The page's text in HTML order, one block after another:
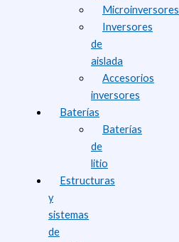
Microinversores
Inversores
de
aislada
Accesorios
inversores
Baterías
Baterías
de
litio
Estructuras
y
sistemas
de